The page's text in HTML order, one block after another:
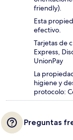
friendly).
Esta
efectivo.
Tarjetas de
Express,
UnionPay
La
higiene y
protocolo:
Preguntas